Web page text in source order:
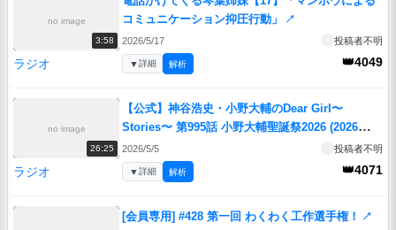
no image
3:58
コミュニケーション抑圧行動」
↗
2026/5/17 投稿者不明
ラジオ 👑4049
▼詳細 解析
no image
26:25
【公式】神谷浩史・小野大輔のDear Girl〜
Stories〜 第995話 小野大輔聖誕祭2026 (2026年5
月2日放送分)
2026/5/5 投稿者不明
ラジオ 👑4071
▼詳細 解析
[会員専用] #428 第一回 わくわく工作選手権！ ↗